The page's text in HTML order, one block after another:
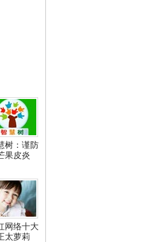
树：谨防
果皮炎
网络十大
太萝莉